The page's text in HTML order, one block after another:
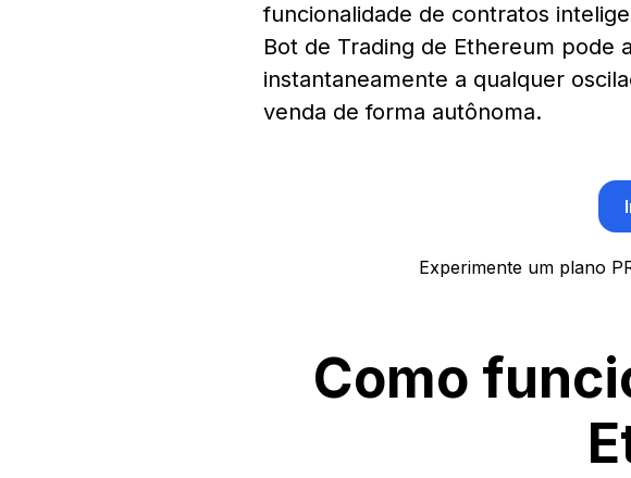
funcionalidade de contratos
Bot de Trading de Ethereum pode
instantaneamente a qualquer
venda de forma autônoma.
Experimente um plano
Como